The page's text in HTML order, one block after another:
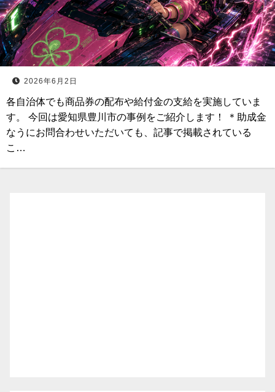
2026年6月2日
各自治体でも商品券の配布や給付金の支給を実施していま
す。 今回は愛知県豊川市の事例をご紹介します！ ＊助成金
なうにお問合わせいただいても、記事で掲載されている
こ…